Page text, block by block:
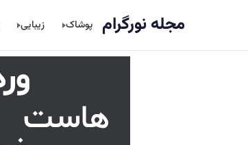
مجله نورگرام پوشاک زیبایی